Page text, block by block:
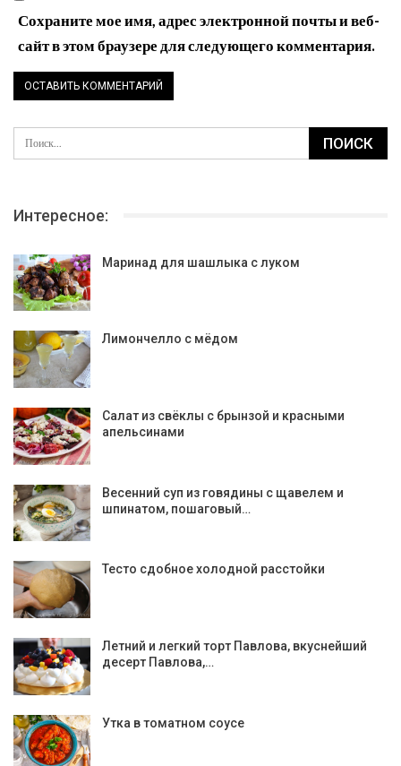
Сохраните мое имя, адрес электронной почты и веб-
сайт в этом браузере для следующего комментария.
Интересное:
Маринад для шашлыка с луком
Лимончелло с мёдом
Салат из свёклы с брынзой и красными
апельсинами
Весенний суп из говядины с щавелем и
шпинатом, пошаговый…
Тесто сдобное холодной расстойки
Летний и легкий торт Павлова, вкуснейший
десерт Павлова,…
Утка в томатном соусе